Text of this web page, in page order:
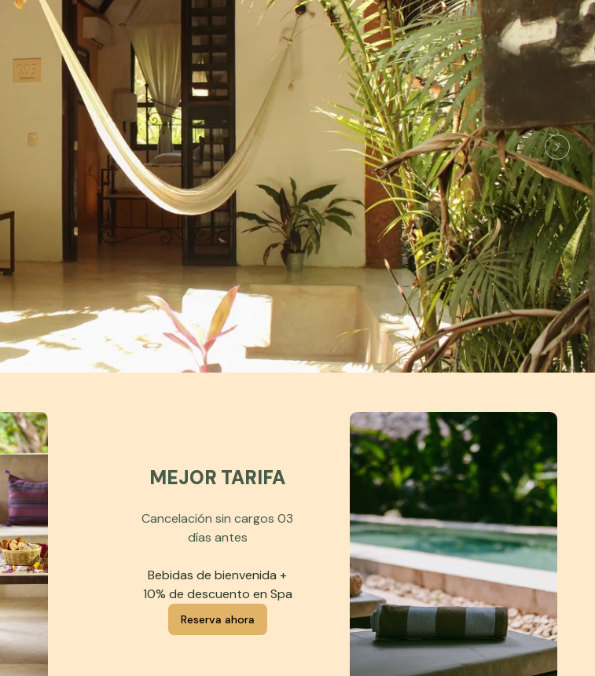
MEJOR TARIFA
Cancelación sin cargos 03
días antes
Bebidas de bienvenida +
10% de descuento en Spa
Reserva ahora